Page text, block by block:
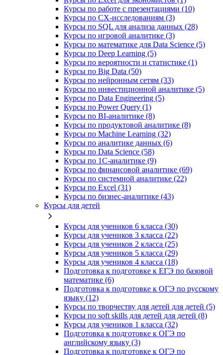
Курсы по работе с презентациями (10)
Курсы по CX-исследованиям (3)
Курсы по SQL для анализа данных (28)
Курсы по игровой аналитике (3)
Курсы по математике для Data Science (5)
Курсы по Deep Learning (5)
Курсы по вероятности и статистике (1)
Курсы по Big Data (50)
Курсы по нейронным сетям (33)
Курсы по инвестиционной аналитике (5)
Курсы по Data Engineering (5)
Курсы по Power Query (1)
Курсы по BI‑аналитике (8)
Курсы по продуктовой аналитике (8)
Курсы по Machine Learning (32)
Курсы по аналитике данных (6)
Курсы по Data Science (58)
Курсы по 1С‑аналитике (9)
Курсы по финансовой аналитике (69)
Курсы по системной аналитике (22)
Курсы по Excel (31)
Курсы по бизнес‑аналитике (43)
Курсы для детей
Курсы для учеников 6 класса (30)
Курсы для учеников 3 класса (22)
Курсы для учеников 2 класса (25)
Курсы для учеников 5 класса (29)
Курсы для учеников 4 класса (18)
Подготовка к подготовке к ЕГЭ по базовой
математике (6)
Подготовка к подготовке к ОГЭ по русскому
языку (12)
Курсы по творчеству для детей для детей (5)
Курсы по soft skills для детей для детей (8)
Курсы для учеников 1 класса (32)
Подготовка к подготовке к ОГЭ по
английскому языку (3)
Подготовка к подготовке к ОГЭ по